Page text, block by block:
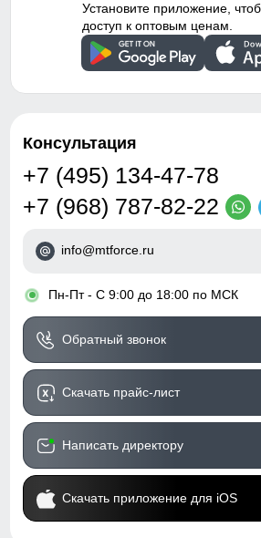
Установите приложение,
доступ к оптовым ценам.
Консультация
+7 (495) 134-47-78
+7 (968) 787-82-22
info@mtforce.ru
• Пн-Пт - С 9:00 до 18:00 по МСК
Обратный звонок
Скачать прайс-лист
Написать директору
Скачать приложение для iOS